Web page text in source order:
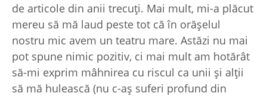
de articole din anii trecuți. Mai mult, mi-a plăcut
mereu să mă laud peste tot că în orășelul
nostru mic avem un teatru mare. Astăzi nu mai
pot spune nimic pozitiv, ci mai mult am hotărât
să-mi exprim mâhnirea cu riscul ca unii și alții
să mă hulească (nu c-aș suferi profund din